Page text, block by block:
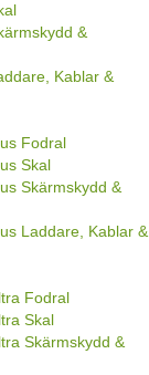
&
Kablar &
Fodral
Skal
Skärmskydd &
Laddare, Kablar &
Fodral
Skal
Skärmskydd &